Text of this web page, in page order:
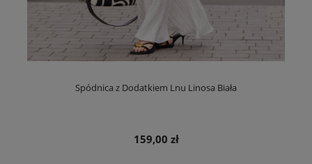
Spódnica z Dodatkiem Lnu Linosa Biała
159,00 zł